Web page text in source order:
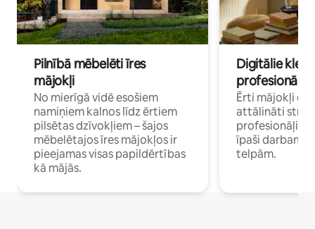
Pilnībā mēbelēti īres
mājokļi
No mierīgā vidē esošiem
namiņiem kalnos līdz ērtiem
pilsētas dzīvokļiem – šajos
mēbelētajos īres mājokļos ir
pieejamas visas papildērtības
kā mājās.
Digitālie
profesionāļi
Ērti mājokļi
attālināti
īpaši darbam
telpām.